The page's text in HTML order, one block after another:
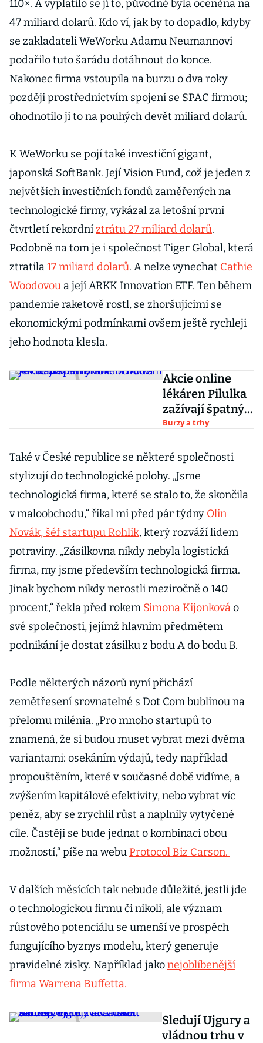
110×. A vyplatilo se jí to, původně byla oceněna na
47 miliard dolarů. Kdo ví, jak by to dopadlo, kdyby
se zakladateli WeWorku Adamu Neumannovi
podařilo tuto šarádu dotáhnout do konce.
Nakonec firma vstoupila na burzu o dva roky
později prostřednictvím spojení se SPAC firmou;
ohodnotilo ji to na pouhých devět miliard dolarů.
K WeWorku se pojí také investiční gigant,
japonská SoftBank. Její Vision Fund, což je jeden z
největších investičních fondů zaměřených na
technologické firmy, vykázal za letošní první
čtvrtletí rekordníztrátu 27 miliard dolarů.
Podobně na tom je i společnost Tiger Global, která
ztratila17 miliard dolarů. A nelze vynechat Cathie
Woodovou a její ARKK Innovation ETF. Ten během
pandemie raketově rostl, se zhoršujícími se
ekonomickými podmínkami ovšem ještě rychleji
jeho hodnota klesla.
Akcie online
lékáren Pilulka
zažívají špatný
rok. Důvodem
online trhu
Burzy a trhy
Také v České republice se některé společnosti
stylizují do technologické polohy. „Jsme
technologická firma, které se stalo to, že skončila
v maloobchodu,“ říkal mi před pár týdny Olin
Novák, šéf startupu Rohlík, který rozváží lidem
potraviny. „Zásilkovna nikdy nebyla logistická
firma, my jsme především technologická firma.
Jinak bychom nikdy nerostli meziročně o 140
procent,“ řekla před rokem Simona Kijonkováo
své společnosti, jejímž hlavním předmětem
podnikání je dostat zásilku z bodu A do bodu B.
Podle některých názorů nyní přichází
zemětřesení srovnatelné s Dot Com bublinou na
přelomu milénia. „Pro mnoho startupů to
znamená, že si budou muset vybrat mezi dvěma
variantami: osekáním výdajů, tedy například
propouštěním, které v současné době vidíme, a
zvýšením kapitálové efektivity, nebo vybrat víc
peněz, aby se zrychlil růst a naplnily vytyčené
cíle. Častěji se bude jednat o kombinaci obou
možností,“ píše na webu Protocol Biz Carson.
V dalších měsících tak nebude důležité, jestli jde
o technologickou firmu či nikoli, ale význam
růstového potenciálu se umenší ve prospěch
fungujícího byznys modelu, který generuje
pravidelné zisky. Například jakonejoblíbenější
firma Warrena Buffetta.
Sledují Ujgury a
vládnou trhu v